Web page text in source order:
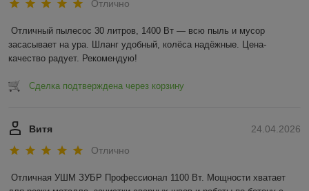
Отлично
Отличный пылесос 30 литров, 1400 Вт — всю пыль и мусор
засасывает на ура. Шланг удобный, колёса надёжные. Цена-
качество радует. Рекомендую!
Сделка подтверждена через корзину
24.04.2026
Витя
Отлично
Отличная УШМ ЗУБР Профессионал 1100 Вт. Мощности хватает